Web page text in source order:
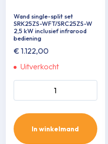
Wand single-split set
SRK25ZS-WFT/SRC25ZS-W
2,5 kW inclusief infrarood
bediening
€ 1.122,00
Uitverkocht
Wand single-split set
SRK25ZS-WFT/SRC25ZS-
bediening aantal
In winkelmand